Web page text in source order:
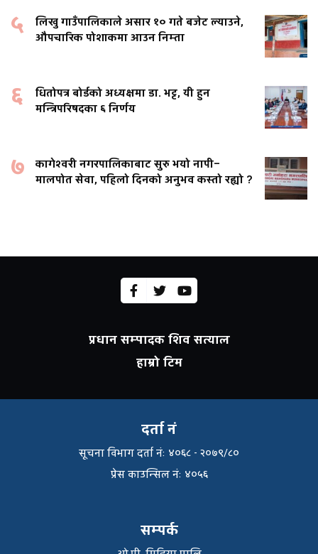
५
लिखु गाउँपालिकाले असार १० गते बजेट ल्याउने,
औपचारिक पोशाकमा आउन निम्ता
६
धितोपत्र बोर्डको अध्यक्षमा डा. भट्ट, यी हुन
मन्त्रिपरिषदका ६ निर्णय
७
कागेश्वरी नगरपालिकाबाट सुरु भयो नापी–
मालपोत सेवा, पहिलो दिनको अनुभव कस्तो रह्यो ?
प्रधान सम्पादक शिव सत्याल
हाम्रो टिम
दर्ता नं
सूचना विभाग दर्ता नंः ४०६८ - २०७९/८०
प्रेस काउन्सिल नंः ४०५६
सम्पर्क